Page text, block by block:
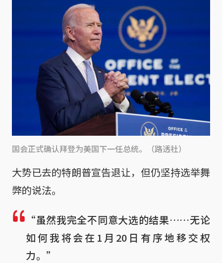
国会正式确认拜登为美国下一任总统。（路透社）
大势已去的特朗普宣告退让，但仍坚持选举舞
弊的说法。
“虽然我完全不同意大选的结果……无论
如何我将会在1月20日有序地移交权
力。”